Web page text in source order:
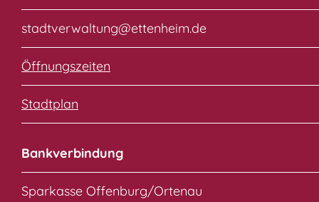
stadtverwaltung@ettenheim.de
Öffnungszeiten
Stadtplan
Bankverbindung
Sparkasse Offenburg/Ortenau